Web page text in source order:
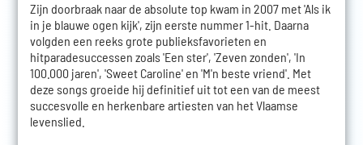
Zijn doorbraak naar de absolute top kwam in 2007 met 'Als ik
in je blauwe ogen kijk', zijn eerste nummer 1-hit. Daarna
volgden een reeks grote publieksfavorieten en
hitparadesuccessen zoals 'Een ster', 'Zeven zonden', 'In
100.000 jaren', 'Sweet Caroline' en 'M'n beste vriend'. Met
deze songs groeide hij definitief uit tot een van de meest
succesvolle en herkenbare artiesten van het Vlaamse
levenslied.